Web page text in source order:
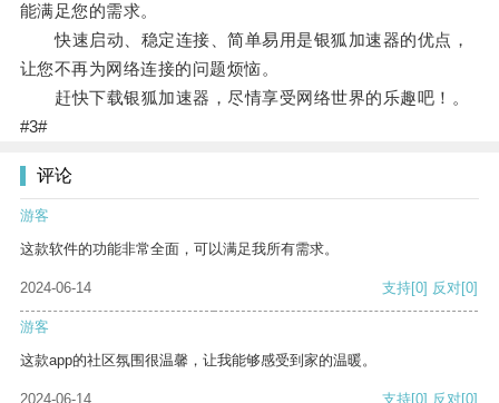
能满足您的需求。
快速启动、稳定连接、简单易用是银狐加速器的优点，
让您不再为网络连接的问题烦恼。
赶快下载银狐加速器，尽情享受网络世界的乐趣吧！。
#3#
评论
游客
这款软件的功能非常全面，可以满足我所有需求。
2024-06-14 支持[0] 反对[0]
游客
这款app的社区氛围很温馨，让我能够感受到家的温暖。
2024-06-14 支持[0] 反对[0]